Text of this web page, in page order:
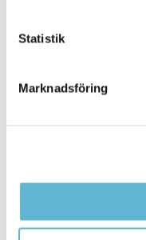
Statistik
Marknadsföring